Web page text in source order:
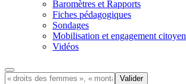
Baromètres et Rapports
Fiches pédagogiques
Sondages
Mobilisation et engagement citoyen
Vidéos